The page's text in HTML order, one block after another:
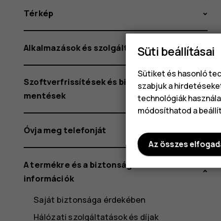
Térkép
Alkalmazások és szolgáltatások
Szoftverfrissítések és biztonsági
mentések
Óvja meg telefonját
A termékre és a biztonságra vonatkozó
információk
Saját biztonsága érdekében
Hálózati szolgáltatások és díjak
Süti beállításai
Sütiket és hasonló
szabjuk a
technológiák
módosíthatod a
Az összes